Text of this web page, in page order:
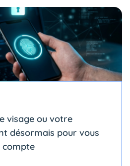
visage ou votre
désormais pour vous